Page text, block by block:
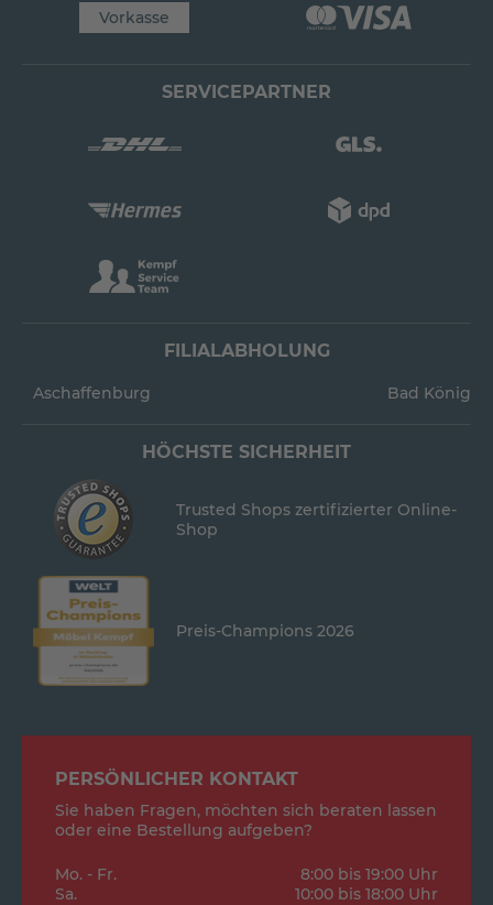
Vorkasse
SERVICEPARTNER
FILIALABHOLUNG
Aschaffenburg Bad König
HÖCHSTE SICHERHEIT
Trusted Shops zertifizierter Online-
Shop
Preis-Champions 2026
PERSÖNLICHER KONTAKT
Sie haben Fragen, möchten sich beraten lassen
oder eine Bestellung aufgeben?
Mo. - Fr.
8:00 bis 19:00 Uhr
Sa.
10:00 bis 18:00 Uhr